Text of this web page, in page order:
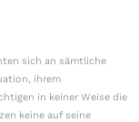
sich an sämtliche
ihrem
in keiner Weise die
keine auf seine